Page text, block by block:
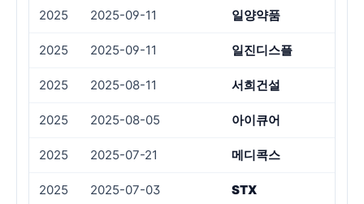
2025 2025-09-11 일양약품
2025 2025-09-11 일진디스플
2025 2025-08-11 서희건설
2025 2025-08-05 아이큐어
2025 2025-07-21 메디콕스
2025 2025-07-03 STX